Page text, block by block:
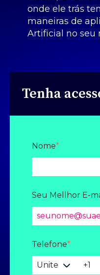
onde ele trás
maneiras de
Artificial no seu
Tenha
Nome*
Seu Mellhor E-
Telefone*